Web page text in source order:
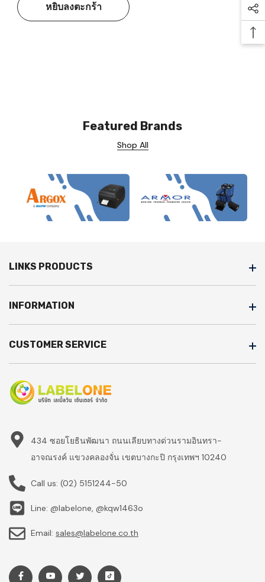
หยิบลงตะกร้า
Featured Brands
Shop All
LINKS PRODUCTS
INFORMATION
CUSTOMER SERVICE
434 ซอยโยธินพัฒนา ถนนเลียบทางด่วนรามอินทรา-
อาจณรงค์ แขวงคลองจั่น เขตบางกะปิ กรุงเทพฯ 10240
Call us: (02) 5151244-50
Line: @labelone, @kqw1463o
Email: sales@labelone.co.th